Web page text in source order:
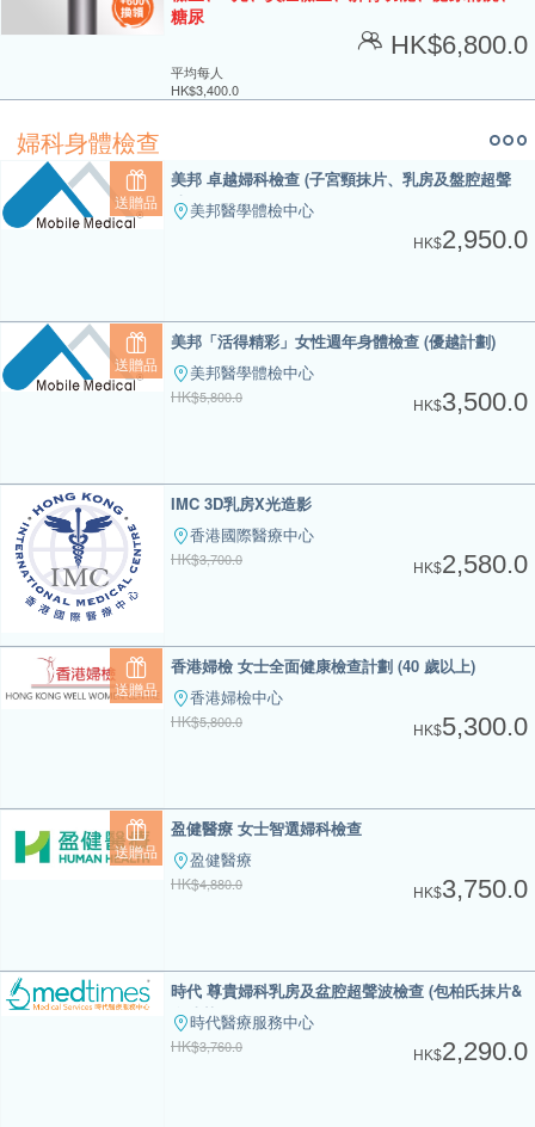
糖尿
HK$6,800.0
平均每人
HK$3,400.0
婦科身體檢查
送贈品
美邦 卓越婦科檢查 (子宮頸抹片、乳房及盤腔超聲
波)美邦醫學體檢中心
HK$2,950.0
送贈品
美邦「活得精彩」女性週年身體檢查 (優越計劃)
美邦醫學體檢中心
HK$5,800.0 HK$3,500.0
IMC 3D乳房X光造影
香港國際醫療中心
HK$3,700.0 HK$2,580.0
送贈品
香港婦檢 女士全面健康檢查計劃 (40 歲以上)
香港婦檢中心
HK$5,800.0 HK$5,300.0
送贈品
盈健醫療 女士智選婦科檢查
盈健醫療
HK$4,880.0 HK$3,750.0
時代 尊貴婦科乳房及盆腔超聲波檢查 (包柏氏抹片&
念珠菌)
時代醫療服務中心
HK$3,760.0 HK$2,290.0